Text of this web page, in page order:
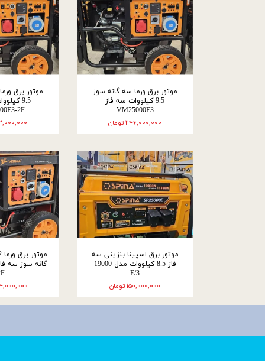
موتور برق ورما سه گانه سوز
9.5 کیلووات سه فاز
VM25000E3
۲۴۶,۰۰۰,۰۰۰ تومان
موتور برق
9.5
2F
۲۲۲,۰۰۰,۰۰۰
موتور برق اسپینا بنزینی سه
فاز 8.5 کیلووات مدل 19000
E/3
۱۵۰,۰۰۰,۰۰۰ تومان
۴۶۴,۰۰۰,۰۰۰